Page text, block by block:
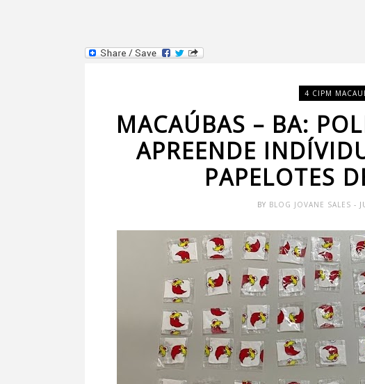
4 CIPM
MACAÚBAS – BA:
APREENDE
PAPELOTES
BY BLOG JOVANE SALES -